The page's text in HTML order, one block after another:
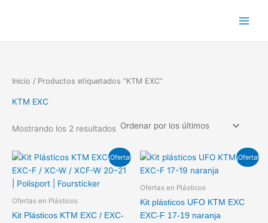
Inicio / Productos etiquetados “KTM EXC”
KTM EXC
Mostrando los 2 resultados
¡Oferta!
Ofertas en Plásticos
Kit Plásticos KTM EXC / EXC-
El
original
era:
El
actual
es:
¡Oferta!
Ofertas en Plásticos
Kit plásticos UFO KTM EXC
EXC-F 17-19 naranja
El
original
era:
168,00€.
El
actual
85,00€.